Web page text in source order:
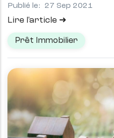
Publié le: 27 Sep 2021
Lire l'article
Prêt Immobilier